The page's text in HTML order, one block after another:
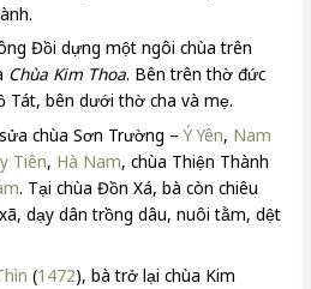
Đồi dựng một ngôi chùa trên
Chùa Kim Thoa. Bên trên thờ đức
Tát, bên dưới thờ cha và mẹ.
chùa Sơn Trường –Ý Yên, Nam
Tiên, Hà Nam, chùa Thiện Thành
. Tại chùa Đồn Xá, bà còn chiêu
dạy dân trồng dâu, nuôi tằm, dệt
(1472), bà trở lại chùa Kim